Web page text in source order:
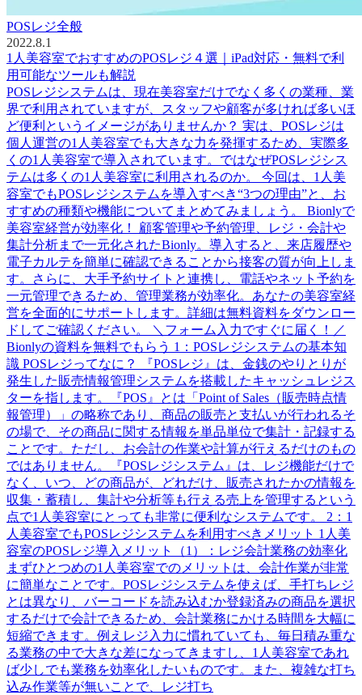
POSレジ全般
2022.8.1
1人美容室でおすすめのPOSレジ４選｜iPad対応・無料で利
用可能なツールも解説
POSレジシステムは、現在美容室だけでなく多くの業種、業
界で利用されていますが、スタッフや顧客が多ければ多いほ
ど便利というイメージがありませんか？ 実は、POSレジは
個人運営の1人美容室でも大きな力を発揮するため、実際多
くの1人美容室で導入されています。ではなぜPOSレジシス
テムは多くの1人美容室に利用されるのか。 今回は、1人美
容室でもPOSレジシステムを導入すべき“3つの理由”と、お
すすめの種類や機能についてまとめてみましょう。 Bionlyで
美容室経営が効率化！ 顧客管理や予約管理、レジ・会計や
集計分析まで一元化されたBionly。導入すると、来店履歴や
電子カルテを簡単に確認できることから接客の質が向上しま
す。さらに、大手予約サイトと連携し、電話やネット予約を
一元管理できるため、管理業務が効率化。あなたの美容室経
営を全面的にサポートします。詳細は無料資料をダウンロー
ドしてご確認ください。 ＼フォーム入力ですぐに届く！／
Bionlyの資料を無料でもらう 1：POSレジシステムの基本知
識 POSレジってなに？ 『POSレジ』は、金銭のやりとりが
発生した販売情報管理システムを搭載したキャッシュレジス
ターを指します。『POS』とは「Point of Sales（販売時点情
報管理）」の略称であり、商品の販売と支払いが行われるそ
の場で、その商品に関する情報を単品単位で集計・記録する
ことです。ただし、お会計の作業や計算が行えるだけのもの
ではありません。『POSレジシステム』は、レジ機能だけで
なく、いつ、どの商品が、どれだけ、販売されたかの情報を
収集・蓄積し、集計や分析等も行える売上を管理するという
点で1人美容室にとっても非常に便利なシステムです。 2：1
人美容室でもPOSレジシステムを利用すべきメリット 1人美
容室のPOSレジ導入メリット（1）：レジ会計業務の効率化
まずひとつめの1人美容室でのメリットは、会計作業が非常
に簡単なことです。POSレジシステムを使えば、手打ちレジ
とは異なり、バーコードを読み込むか登録済みの商品を選択
するだけで会計できるため、会計業務にかける時間を大幅に
短縮できます。例えレジ入力に慣れていても、毎日積み重な
る業務の中で大きな差になってきますし、1人美容室であれ
ば少しでも業務を効率化したいものです。また、複雑な打ち
込み作業等が無いことで、レジ打ち